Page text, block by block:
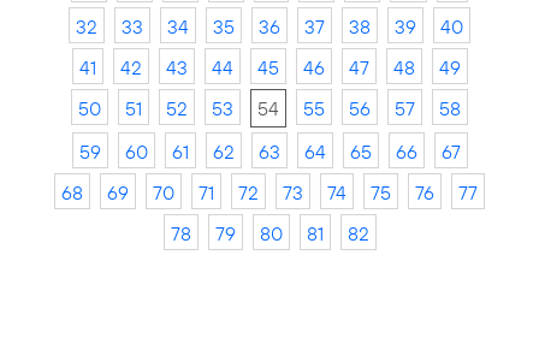
32
33 34 35 36 37 38 39
40
41
42 43 44 45 46 47 48
49
50
51 52 53 54 55 56 57
58
59
60 61 62 63 64 65 66
67
68
69 70 71 72 73 74 75 76
77
78
79 80 81 82